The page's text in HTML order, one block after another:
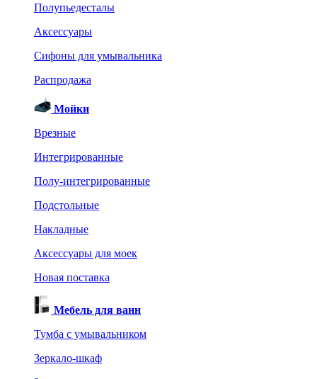
Полупьедесталы
Аксессуары
Сифоны для умывальника
Распродажа
Мойки
Врезные
Интегрированные
Полу-интегрированные
Подстольные
Накладные
Аксессуары для моек
Новая поставка
Мебель для ванн
Тумба с умывальником
Зеркало-шкаф